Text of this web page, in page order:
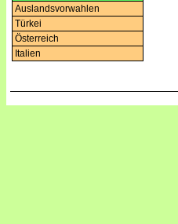
Auslandsvorwahlen
Türkei
Österreich
Italien